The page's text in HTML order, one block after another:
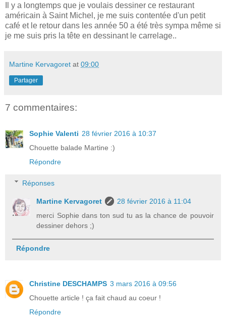
Il y a longtemps que je voulais dessiner ce restaurant
américain à Saint Michel, je me suis contentée d'un petit
café et le retour dans les année 50 a été très sympa même si
je me suis pris la tête en dessinant le carrelage..
Martine Kervagoret at 09:00
Partager
7 commentaires:
Sophie Valenti 28 février 2016 à 10:37
Chouette balade Martine :)
Répondre
Réponses
Martine Kervagoret
28 février 2016 à 11:04
merci Sophie dans ton sud tu as la chance de pouvoir
dessiner dehors ;)
Répondre
Christine DESCHAMPS 3 mars 2016 à 09:56
Chouette article ! ça fait chaud au coeur !
Répondre